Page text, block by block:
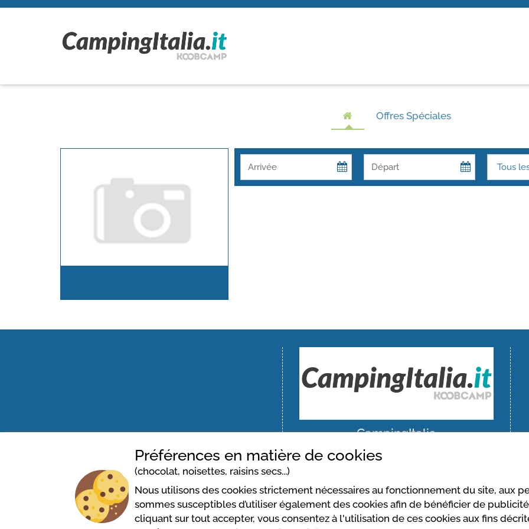
Offres Spéciales
CampingItalia
https://www.campingitalia.it/
Politique des cookies Conditions générales d'utilisation Mentions légales
Préférences en matière de cookies
(chocolat, noisettes, raisins secs...)
Nous utilisons des cookies strictement nécessaires au fonctionnement du site, aux
sommes susceptibles d’utiliser également des cookies afin de bénéficier de
cliquant sur tout accepter, vous consentez à l'utilisation de ces cookies aux fins